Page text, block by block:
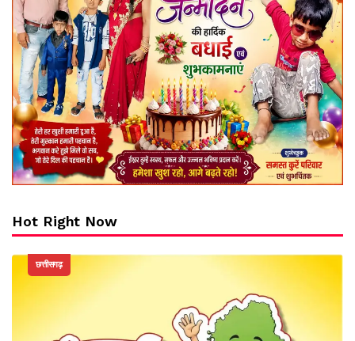
Hot Right Now
छत्तीसगढ़